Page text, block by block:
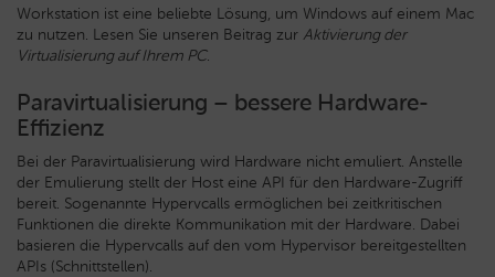
Workstation ist eine beliebte Lösung, um Windows auf einem Mac
zu nutzen. Lesen Sie unseren Beitrag zur Aktivierung der
Virtualisierung auf Ihrem PC.
Paravirtualisierung – bessere Hardware-
Effizienz
Bei der Paravirtualisierung wird Hardware nicht emuliert. Anstelle
der Emulierung stellt der Host eine API für den Hardware-Zugriff
bereit. Sogenannte Hypervcalls ermöglichen bei zeitkritischen
Funktionen die direkte Kommunikation mit der Hardware. Dabei
basieren die Hypervcalls auf den vom Hypervisor bereitgestellten
APIs (Schnittstellen).